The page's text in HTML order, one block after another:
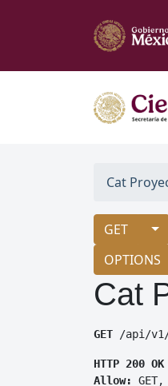
Cat
GET
OPTIONS
Cat
GET /api/v1/
HTTP 200 OK
Allow:
GET,